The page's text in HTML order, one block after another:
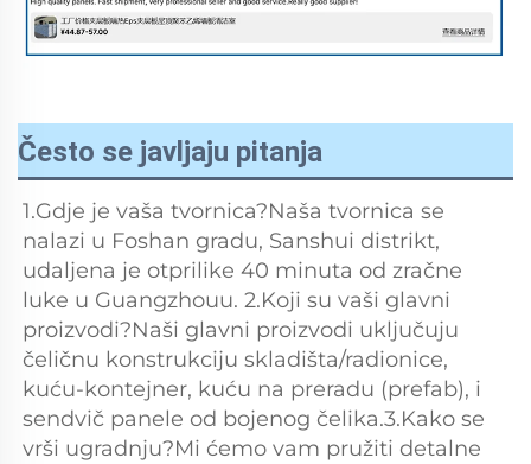
Često se javljaju pitanja
1.Gdje je vaša tvornica?Naša tvornica se
nalazi u Foshan gradu, Sanshui distrikt,
udaljena je otprilike 40 minuta od zračne
luke u Guangzhouu. 2.Koji su vaši glavni
proizvodi?Naši glavni proizvodi uključuju
čeličnu konstrukciju skladišta/radionice,
kuću-kontejner, kuću na preradu (prefab), i
sendvič panele od bojenog čelika.3.Kako se
vrši ugradnju?Mi ćemo vam pružiti detalne